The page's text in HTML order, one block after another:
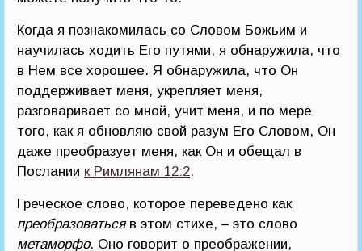
Когда я познакомилась со Словом Божьим и
научилась ходить Его путями, я обнаружила, что
в Нем все хорошее. Я обнаружила, что Он
поддерживает меня, укрепляет меня,
разговаривает со мной, учит меня, и по мере
того, как я обновляю свой разум Его Словом, Он
даже преобразует меня, как Он и обещал в
Послании к Римлянам 12:2.
Греческое слово, которое переведено как
преобразоватьсяв этом стихе, – это слово
метаморфо. Оно говорит о преображении,